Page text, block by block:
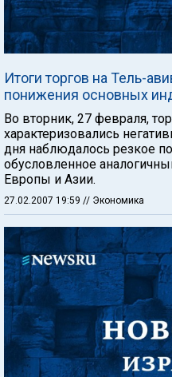
Итоги торгов на Тель-
понижения основных
Во вторник, 27 февраля,
характеризовались
дня наблюдалось резкое
обусловленное
Европы и Азии.
27.02.2007 19:59 // Экономика